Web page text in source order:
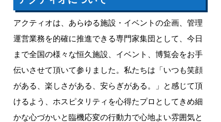
アクティオは、あらゆる施設・イベントの企画、管理
運営業務を的確に推進できる専門家集団として、今日
まで全国の様々な恒久施設、イベント、博覧会をお手
伝いさせて頂いて参りました。私たちは「いつも笑顔
がある、楽しさがある、安らぎがある。」と感じて頂
けるよう、ホスピタリティを心得たプロとしてきめ細
かな心づかいと臨機応変の行動力で心地よい雰囲気と